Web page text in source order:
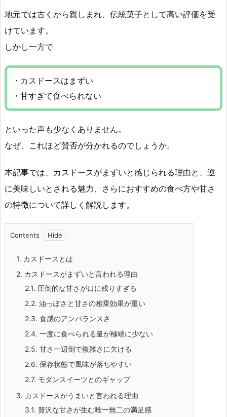
地元では古くから親しまれ、伝統菓子として高い評価を受
けています。
しかし一方で
・カスドースはまずい
・甘すぎて食べられない
といった声も少なくありません。
なぜ、これほど賛否が分かれるのでしょうか。
本記事では、カスドースがまずいと感じられる理由と、逆
に美味しいとされる魅力、さらにおすすめの食べ方や甘さ
の特徴について詳しく解説します。
Contents
1. カスドースとは
2. カスドースがまずいと言われる理由
2.1. 圧倒的な甘さが口に残りすぎる
2.2. 油っぽさと甘さの相乗効果が重い
2.3. 食感のアンバランスさ
2.4. 一度に食べられる量が極端に少ない
2.5. 甘さ一辺倒で複雑さに欠ける
2.6. 保存状態で風味が落ちやすい
2.7. モダンスイーツとのギャップ
3. カスドースがうまいと言われる理由
3.1. 贅沢な甘さが生む唯一無二の満足感